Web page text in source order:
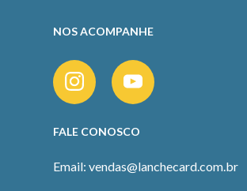
NOS ACOMPANHE
FALE CONOSCO
Email: vendas@lanchecard.com.br